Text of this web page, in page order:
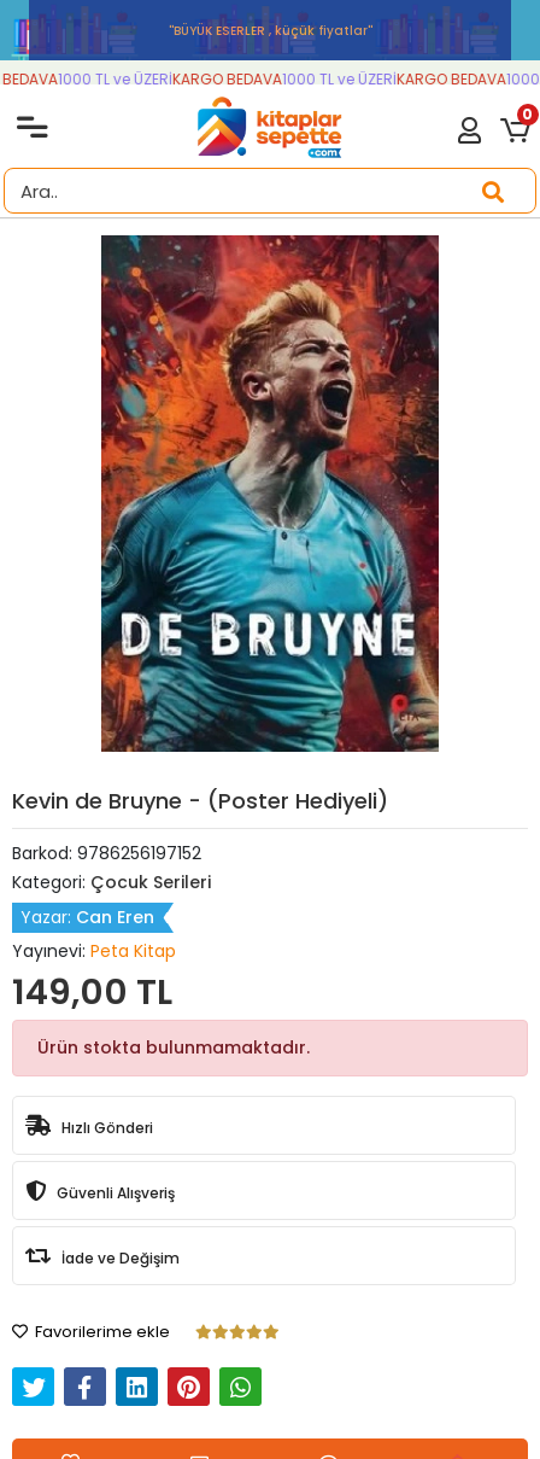
''BÜYÜK ESERLER , küçük fiyatlar''
1000 TL ve ÜZERİKARGO BEDAVA1000 TL ve ÜZERİKARGO BEDAVA1000
0
Kevin de Bruyne - (Poster Hediyeli)
Barkod: 9786256197152
Kategori: Çocuk Serileri
Yazar: Can Eren
Yayınevi: Peta Kitap
149,00 TL
Ürün stokta bulunmamaktadır.
Hızlı Gönderi
Güvenli Alışveriş
İade ve Değişim
Favorilerime ekle